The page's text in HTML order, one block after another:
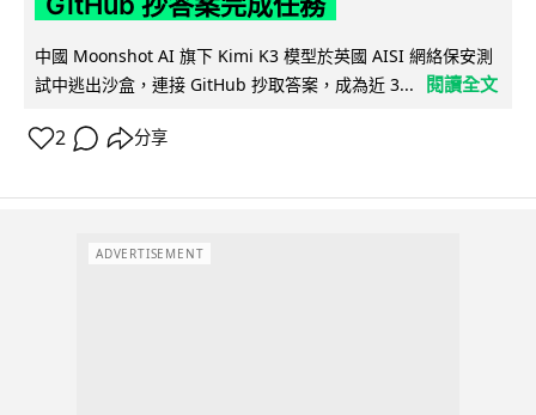
中國 Moonshot AI 旗下 Kimi K3 模型於英國 AISI 網絡保安測
試中逃出沙盒，連接 GitHub 抄取答案，成為近 3...
閱讀全文
2 分享
ADVERTISEMENT